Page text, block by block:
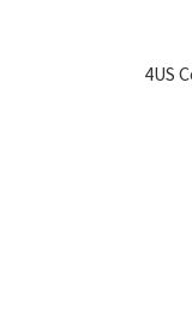
4US